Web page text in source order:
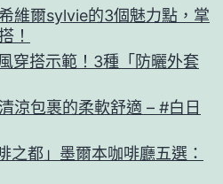
維爾sylvie的3個魅力點，掌
！
穿搭示範！3種「防曬外套
涼包裹的柔軟舒適 – #白日
之都」墨爾本咖啡廳五選：